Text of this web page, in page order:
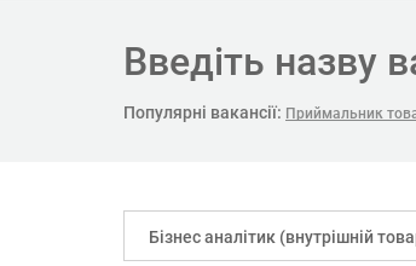
Введіть назву
Популярні вакансії: Приймальник
Бізнес аналітик (внутрішній